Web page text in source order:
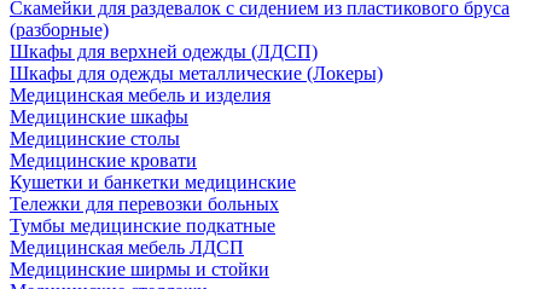
Скамейки для раздевалок с сидением из пластикового бруса
(разборные)
Шкафы для верхней одежды (ЛДСП)
Шкафы для одежды металлические (Локеры)
Медицинская мебель и изделия
Медицинские шкафы
Медицинские столы
Медицинские кровати
Кушетки и банкетки медицинские
Тележки для перевозки больных
Тумбы медицинские подкатные
Медицинская мебель ЛДСП
Медицинские ширмы и стойки